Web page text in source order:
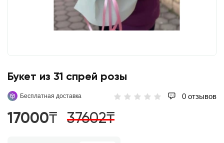
Букет из 31 спрей розы
Бесплатная доставка 0 отзывов
17000₸ 37602₸